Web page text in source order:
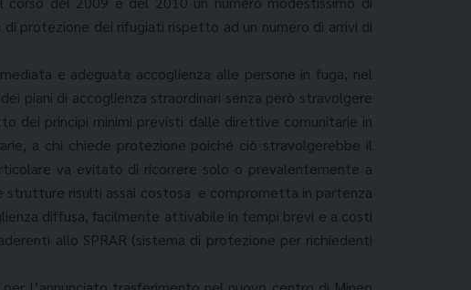
protezione dei rifugiati rispetto ad un numero di arrivi di
e adeguata accoglienza alle persone in fuga, nel
piani di accoglienza straordinari senza però stravolgere
dei principi minimi previsti dalle direttive comunitarie in
a chi chiede protezione poiché ciò stravolgerebbe il
va evitato di ricorrere solo o prevalentemente a
strutture risulti assai costosa e comprometta in partenza
diffusa, facilmente attivabile in tempi brevi e a costi
allo SPRAR (sistema di protezione per richiedenti